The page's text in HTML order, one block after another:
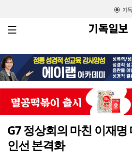
기
G7 정상회의 마친 이재명
인선 본격화